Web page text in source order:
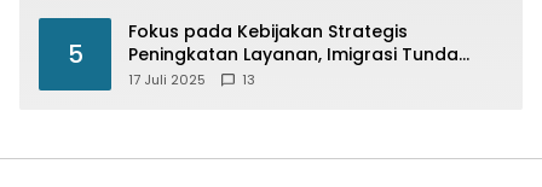
5
Fokus pada Kebijakan Strategis
Peningkatan Layanan, Imigrasi Tunda
Paspor Desain Merah Putih
17 Juli 2025 13